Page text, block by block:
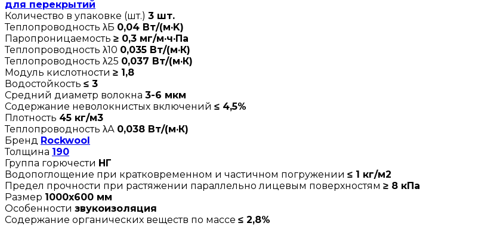
для перекрытий
Количество в упаковке (шт.) 3 шт.
Теплопроводность λБ 0,04 Вт/(м·K)
Паропроницаемость ≥ 0,3 мг/м·ч·Па
Теплопроводность λ10 0,035 Вт/(м·К)
Теплопроводность λ25 0,037 Вт/(м·К)
Модуль кислотности ≥ 1,8
Водостойкость ≤ 3
Средний диаметр волокна 3-6 мкм
Содержание неволокнистых включений ≤ 4,5%
Плотность 45 кг/м3
Теплопроводность λА 0,038 Вт/(м·К)
Бренд Rockwool
Толщина 190
Группа горючести НГ
Водопоглощение при кратковременном и частичном погружении ≤ 1 кг/м2
Предел прочности при растяжении параллельно лицевым поверхностям ≥ 8 кПа
Размер 1000х600 мм
Особенности звукоизоляция
Содержание органических веществ по массе ≤ 2,8%